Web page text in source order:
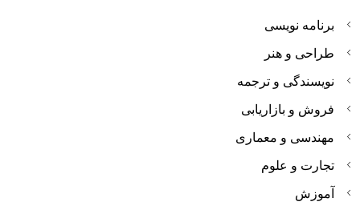
برنامه نویسی
طراحی و هنر
نویسندگی و ترجمه
فروش و بازاریابی
مهندسی و معماری
تجارت و علوم
آموزش